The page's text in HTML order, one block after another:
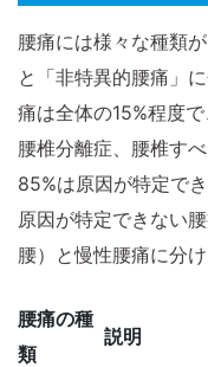
腰痛には様々な種類
と「非特異的腰痛」
痛は全体の15%程度
腰椎分離症、腰椎す
85%は原因が特定で
原因が特定できない
腰）と慢性腰痛に分け
腰痛の種
類
説明